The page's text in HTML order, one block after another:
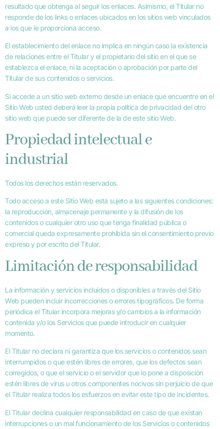
resultado que obtenga al seguir los enlaces. Asimismo, el Titular no
responde de los links o enlaces ubicados en los sitios web vinculados
a los que le proporciona acceso.
El establecimiento del enlace no implica en ningún caso la existencia
de relaciones entre el Titular y el propietario del sitio en el que se
establezca el enlace, ni la aceptación o aprobación por parte del
Titular de sus contenidos o servicios.
Si accede a un sitio web externo desde un enlace que encuentre en el
Sitio Web usted deberá leer la propia política de privacidad del otro
sitio web que puede ser diferente de la de este sitio Web.
Propiedad intelectual e
industrial
Todos los derechos están reservados.
Todo acceso a este Sitio Web está sujeto a las siguientes condiciones:
la reproducción, almacenaje permanente y la difusión de los
contenidos o cualquier otro uso que tenga finalidad pública o
comercial queda expresamente prohibida sin el consentimiento previo
expreso y por escrito del Titular.
Limitación de responsabilidad
La información y servicios incluidos o disponibles a través del Sitio
Web pueden incluir incorrecciones o errores tipográficos. De forma
periódica el Titular incorpora mejoras y/o cambios a la información
contenida y/o los Servicios que puede introducir en cualquier
momento.
El Titular no declara ni garantiza que los servicios o contenidos sean
interrumpidos o que estén libres de errores, que los defectos sean
corregidos, o que el servicio o el servidor que lo pone a disposición
estén libres de virus u otros componentes nocivos sin perjuicio de que
el Titular realiza todos los esfuerzos en evitar este tipo de incidentes.
El Titular declina cualquier responsabilidad en caso de que existan
interrupciones o un mal funcionamiento de los Servicios o contenidos